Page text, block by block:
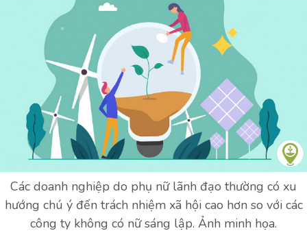
Các doanh nghiệp do phụ nữ lãnh đạo thường có xu
hướng chú ý đến trách nhiệm xã hội cao hơn so với các
công ty không có nữ sáng lập. Ảnh minh họa.